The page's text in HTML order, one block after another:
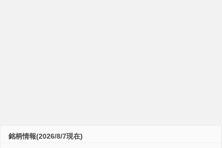
銘柄情報(2026/8/7現在)